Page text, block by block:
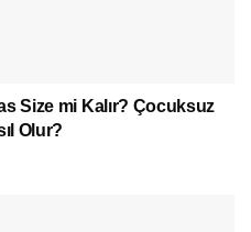
Size mi Kalır? Çocuksuz
Olur?